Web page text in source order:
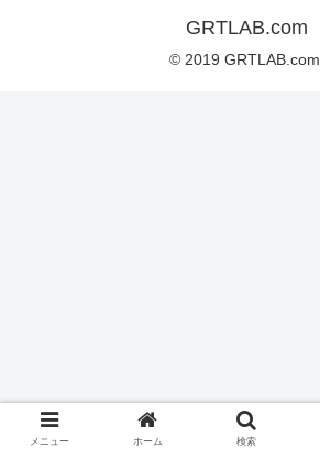
GRTLAB.com
© 2019 GRTLAB.com.
メニュー ホーム 検索